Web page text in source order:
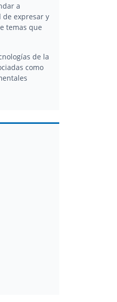
a
expresar y
temas que
de la
como